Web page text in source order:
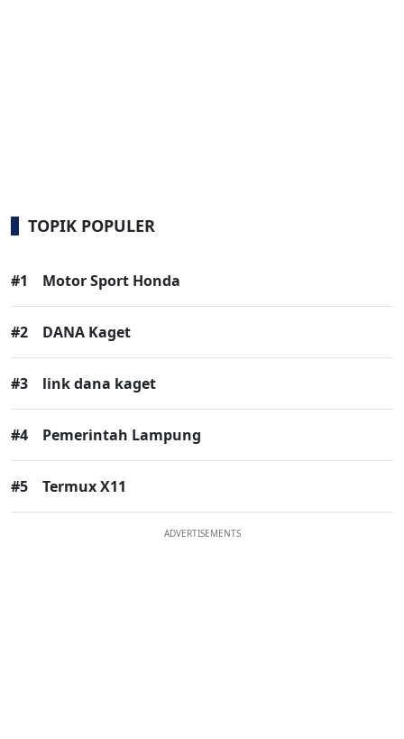
TOPIK POPULER
#1 Motor Sport Honda
#2 DANA Kaget
#3 link dana kaget
#4 Pemerintah Lampung
#5 Termux X11
ADVERTISEMENTS